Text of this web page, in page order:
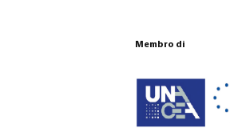
Membro di